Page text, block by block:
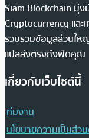
Siam Blockchain มุ่ง
Cryptocurrency และ
รวบรวมข้อมูลส่วนใหญ่
แปลส่งตรงถึงฟีดคุณ
เกี่ยวกับเว็บไซต์นี้
ทีมงาน
นโยบายความเป็นส่ว